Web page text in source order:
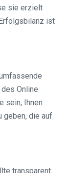
sie erzielt
ist
Online
sein, Ihnen
geben, die auf
transparent